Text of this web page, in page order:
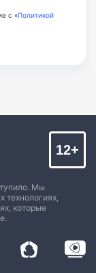
с «Политикой
Мы
технологиях,
которые
12+